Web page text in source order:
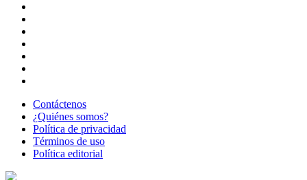
Contáctenos
¿Quiénes somos?
Política de privacidad
Términos de uso
Política editorial